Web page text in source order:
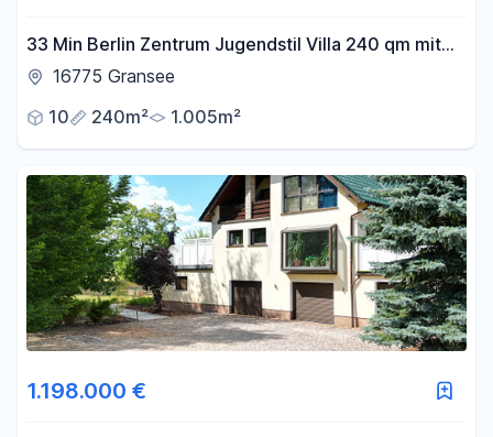
33 Min Berlin Zentrum Jugendstil Villa 240 qm mit
grossem Garten
16775 Gransee
10
240m² 1.005m²
1.198.000 €